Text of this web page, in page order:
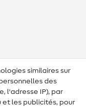
similaires sur
des
l'adresse IP), par
et les publicités, pour